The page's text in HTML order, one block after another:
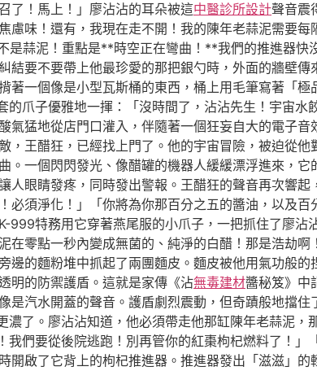
了！馬上！」廖沾沾的耳朵被這中醫診所設計聲音震
慮味！還有，我現在走不開！我的陳年老蒜泥需要
蒜泥！重點是**時空正在彎曲！**我們的推進器快
要不要帶上他最珍愛的那把銀勺時，外面的牆壁傳
著一個像是小型瓦斯桶的東西，桶上用毛筆寫著「
爪子優雅地一揮：「沒時間了，沾沾先生！宇宙水
氣猛地從店門口灌入，伴隨著一個狂妄自大的電子
，王醋狂，已經找上門了。他的宇宙冒險，被迫從
一個閃閃發光、像醋罐的機器人緩緩漂浮進來，它
人眼睛發疼，同時發出警報。王醋狂的聲音再次響
必須淨化！」「你將為你那百分之五的醬油，以及
999特務用它穿著燕尾服的小爪子，一把抓住了廖
在零點一秒內變成無菌的、純淨的白醋！那是浩劫
邊的麵粉堆中抓起了兩團麵皮。麵皮被他用氣功般
明的防禦護盾。這就是家傳《沾無毒建材醬秘笈》中
是汽水開蓋的聲音。護盾劇烈震動，但奇蹟般地擋
了。廖沾沾知道，他必須帶走他那缸陳年老蒜泥
們要從後院逃跑！別再管你的紅棗枸杞燃料了！」
開啟了它背上的枸杞推進器。推進器發出「滋滋」